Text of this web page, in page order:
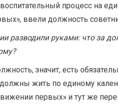
процесс на
ввели должность
разводили руками: что за
значит, есть
жить по единому
первых» и тут же